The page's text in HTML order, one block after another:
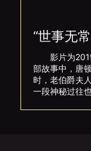
“世事无
影片为2019
部故事中，唐
时，老伯爵夫
一段神秘过往